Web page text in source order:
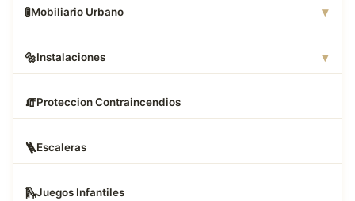
🚦Mobiliario Urbano ▾
🔩Instalaciones ▾
🧯Proteccion Contraincendios
🪜Escaleras
🛝Juegos Infantiles